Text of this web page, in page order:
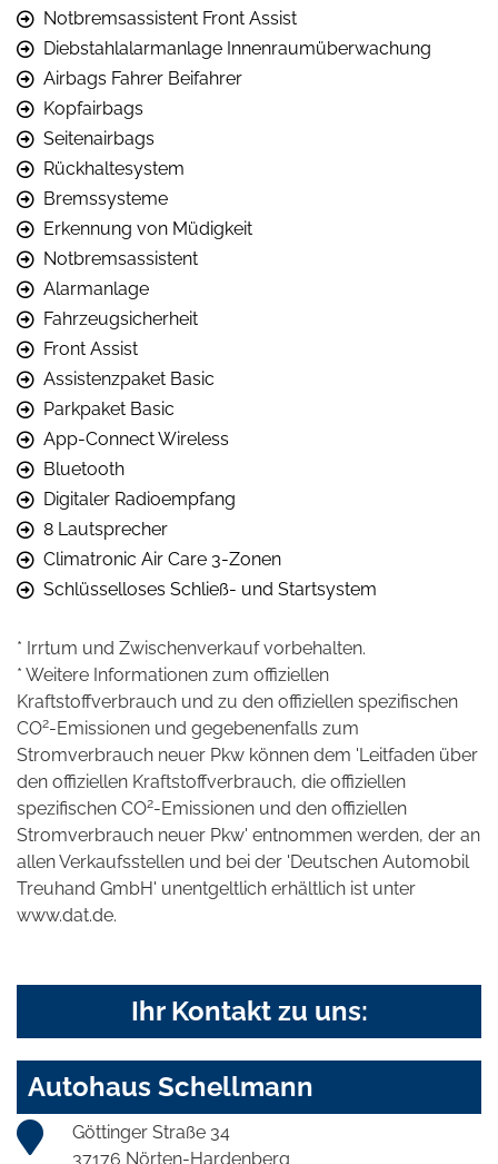
Notbremsassistent Front Assist
Diebstahlalarmanlage Innenraumüberwachung
Airbags Fahrer Beifahrer
Kopfairbags
Seitenairbags
Rückhaltesystem
Bremssysteme
Erkennung von Müdigkeit
Notbremsassistent
Alarmanlage
Fahrzeugsicherheit
Front Assist
Assistenzpaket Basic
Parkpaket Basic
App-Connect Wireless
Bluetooth
Digitaler Radioempfang
8 Lautsprecher
Climatronic Air Care 3-Zonen
Schlüsselloses Schließ- und Startsystem
* Irrtum und Zwischenverkauf vorbehalten.
* Weitere Informationen zum offiziellen
Kraftstoffverbrauch und zu den offiziellen spezifischen
CO2-Emissionen und gegebenenfalls zum
Stromverbrauch neuer Pkw können dem 'Leitfaden über
den offiziellen Kraftstoffverbrauch, die offiziellen
spezifischen CO2-Emissionen und den offiziellen
Stromverbrauch neuer Pkw' entnommen werden, der an
allen Verkaufsstellen und bei der 'Deutschen Automobil
Treuhand GmbH' unentgeltlich erhältlich ist unter
www.dat.de.
Ihr Kontakt zu uns:
Autohaus Schellmann
Göttinger Straße 34
37176 Nörten-Hardenberg